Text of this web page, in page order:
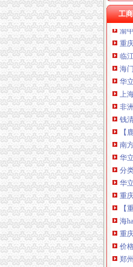
工
重
渝
重
临
海
华
上
非
钱
【
南
华
分
华
重
【
海
重
价
郑
比